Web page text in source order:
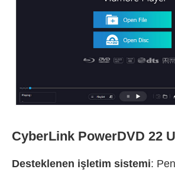
CyberLink PowerDVD 22
Desteklenen işletim sistemi: